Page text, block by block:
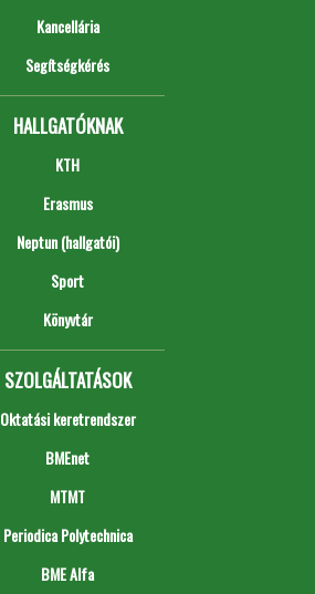
Kancellária
Segítségkérés
HALLGATÓKNAK
KTH
Erasmus
Neptun (hallgatói)
Sport
Könyvtár
SZOLGÁLTATÁSOK
Oktatási keretrendszer
BMEnet
MTMT
Periodica Polytechnica
BME Alfa